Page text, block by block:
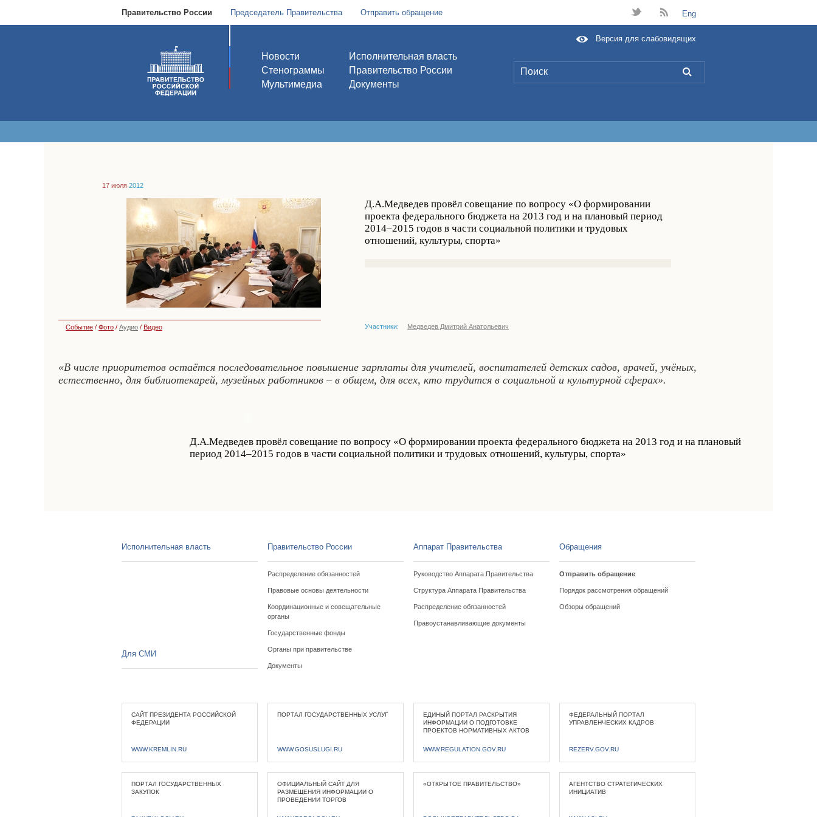
Правительство России Председатель Правительства Отправить обращение t B Eng
Новости
Стенограммы
Мультимедиа
Исполнительная власть
Правительство России
Документы
L
Версия для слабовидящих
17 июля 2012
Д.А.Медведев провёл совещание по вопросу «О формировании
проекта федерального бюджета на 2013 год и на плановый период
2014–2015 годов в части социальной политики и трудовых
отношений, культуры, спорта»
Событие / Фото / Аудио / Видео Участники: Медведев Дмитрий Анатольевич
«В числе приоритетов остаётся последовательное повышение зарплаты для учителей, воспитателей детских садов, врачей, учёных,
естественно, для библиотекарей, музейных работников – в общем, для всех, кто трудится в социальной и культурной сферах».
Д.А.Медведев провёл совещание по вопросу «О формировании проекта федерального бюджета на 2013 год и на плановый
период 2014–2015 годов в части социальной политики и трудовых отношений, культуры, спорта»
Исполнительная власть Правительство России
Распределение обязанностей
Правовые основы деятельности
Координационные и совещательные
органы
Государственные фонды
Органы при правительстве
Документы
Аппарат Правительства
Руководство Аппарата Правительства
Структура Аппарата Правительства
Распределение обязанностей
Правоустанавливающие документы
Обращения
Отправить обращение
Порядок рассмотрения обращений
Обзоры обращений
Для СМИ
САЙТ ПРЕЗИДЕНТА РОССИЙСКОЙ
ФЕДЕРАЦИИ
WWW.KREMLIN.RU
ПОРТАЛ ГОСУДАРСТВЕННЫХ УСЛУГ
WWW.GOSUSLUGI.RU
ЕДИНЫЙ ПОРТАЛ РАСКРЫТИЯ
ИНФОРМАЦИИ О ПОДГОТОВКЕ
ПРОЕКТОВ НОРМАТИВНЫХ АКТОВ
WWW.REGULATION.GOV.RU
ФЕДЕРАЛЬНЫЙ ПОРТАЛ
УПРАВЛЕНЧЕСКИХ КАДРОВ
REZERV.GOV.RU
ПОРТАЛ ГОСУДАРСТВЕННЫХ
ЗАКУПОК
ОФИЦИАЛЬНЫЙ САЙТ ДЛЯ
РАЗМЕЩЕНИЯ ИНФОРМАЦИИ О
ПРОВЕДЕНИИ ТОРГОВ
«ОТКРЫТОЕ ПРАВИТЕЛЬСТВО»
АГЕНТСТВО СТРАТЕГИЧЕСКИХ
ИНИЦИАТИВ